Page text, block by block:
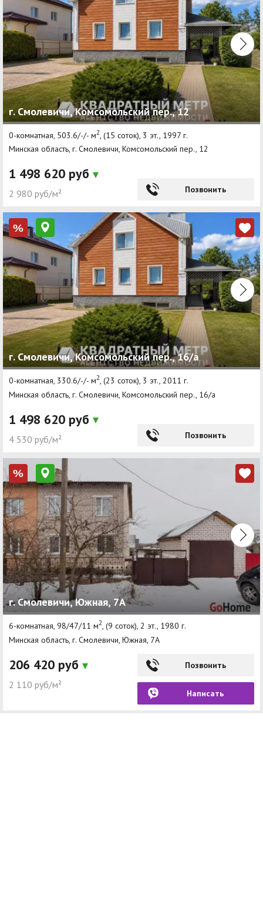
г. Смолевичи, Комсомольский пер., 12
0-комнатная, 503.6/-/- м2 , (15 соток), 3 эт., 1997 г.
Минская область, г. Смолевичи, Комсомольский пер., 12
1 498 620 руб
2 980 руб/м² Позвонить
%
г. Смолевичи, Комсомольский пер., 16/а
0-комнатная, 330.6/-/- м2, (23 соток), 3 эт., 2011 г.
Минская область, г. Смолевичи, Комсомольский пер., 16/а
1 498 620 руб
4 530 руб/м² Позвонить
%
г. Смолевичи, Южная, 7А
6-комнатная, 98/47/11 м2, (9 соток), 2 эт., 1980 г.
Минская область, г. Смолевичи, Южная, 7А
206 420 руб
2 110 руб/м²
Позвонить
Написать